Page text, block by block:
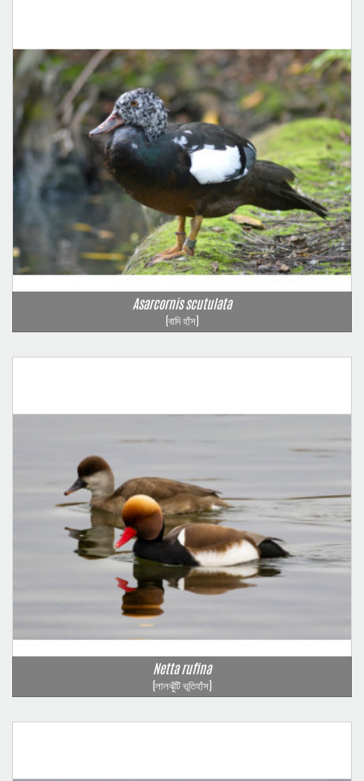
Asarcornis scutulata
(বাদি হাঁস)
Netta rufina
(লালঝুঁটি ভূতিহাঁস)